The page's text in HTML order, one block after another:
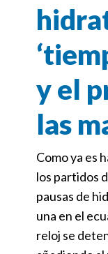
y el
las
Como ya es
los partidos
pausas de
una en el
reloj se